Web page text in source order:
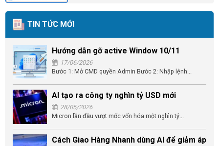
TIN TỨC MỚI
Hướng dẫn gỡ active Window 10/11
17/06/2026
Bước 1: Mở CMD quyền Admin Bước 2: Nhập lệnh...
AI tạo ra công ty nghìn tỷ USD mới
28/05/2026
Micron lần đầu vượt mốc vốn hóa một nghìn tỷ...
Cách Giao Hàng Nhanh dùng AI để giảm áp